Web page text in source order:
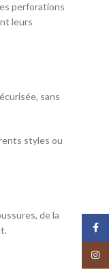
perforations
leurs
sans
styles ou
de la